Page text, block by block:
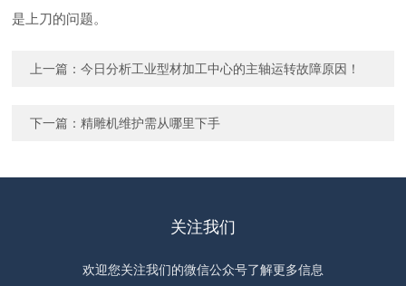
是上刀的问题。
上一篇：今日分析工业型材加工中心的主轴运转故障原因！
下一篇：精雕机维护需从哪里下手
关注我们
欢迎您关注我们的微信公众号了解更多信息